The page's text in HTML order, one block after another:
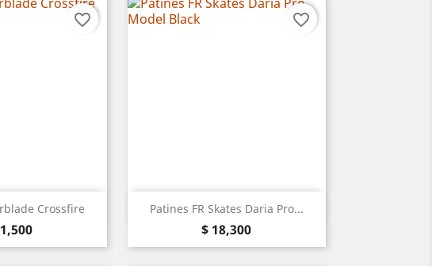
Crossfire
rápida
favorite_border
Patines FR Skates Daria Pro...
Precio
$ 18,300
Vista rápida
favorite_border